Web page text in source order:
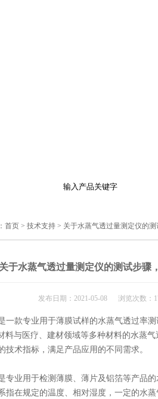
首页 > 技术支持 > 关于水蒸气透过量测定仪的测
关于水蒸气透过量测定仪的测试步骤
发布日期：2021-05-08 浏览次数：
一款专业用于薄膜试样的水蒸气透过率
料与医疗、建材领域等多种材料的水蒸
技术指标，满足产品应用的不同需求。
业用于检测薄膜、薄片及铝箔等产品的
指在规定的温度、相对湿度，一定的水